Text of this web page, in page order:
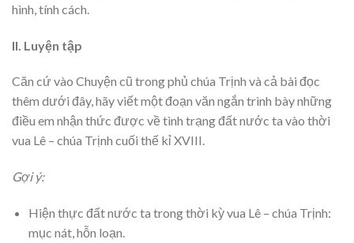
hình, tính cách.
II. Luyện tập
Căn cứ vào Chuyện cũ trong phủ chúa Trịnh và cả bài đọc
thêm dưới đây, hãy viết một đoạn văn ngắn trình bày những
điều em nhận thức được về tình trạng đất nước ta vào thời
vua Lê – chúa Trịnh cuối thế kỉ XVIII.
Gợi ý:
Hiện thực đất nước ta trong thời kỳ vua Lê – chúa Trịnh:
mục nát, hỗn loạn.